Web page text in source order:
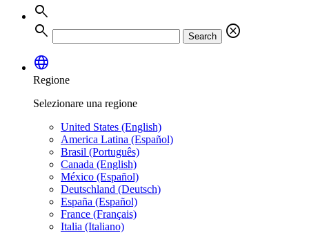
search
search
Search
cancel
language
Regione
Selezionare una regione
United States (English)
America Latina (Español)
Brasil (Português)
Canada (English)
México (Español)
Deutschland (Deutsch)
España (Español)
France (Français)
Italia (Italiano)